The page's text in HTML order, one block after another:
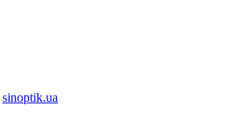
sinoptik.ua